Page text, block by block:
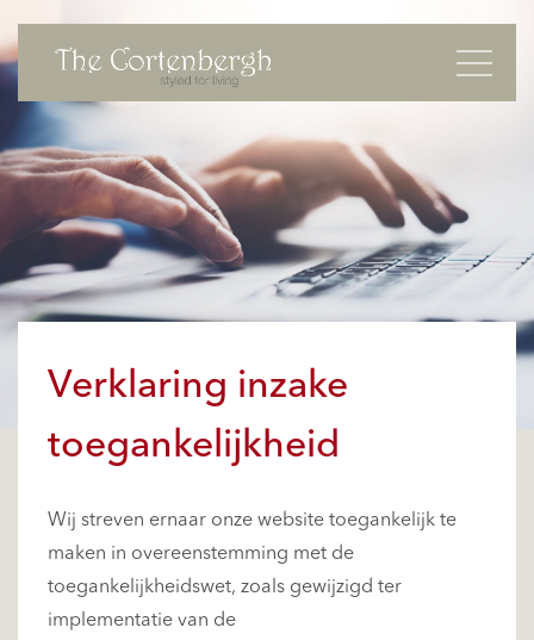
Verklaring inzake
toegankelijkheid
Wij streven ernaar onze website toegankelijk te
maken in overeenstemming met de
toegankelijkheidswet, zoals gewijzigd ter
implementatie van de